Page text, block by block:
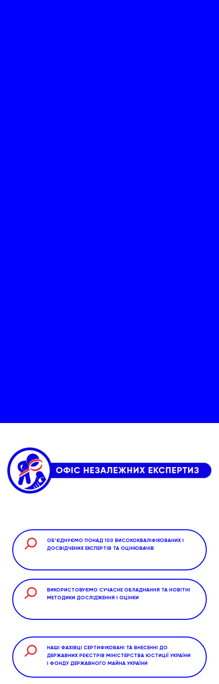
ОБ’ЄДНУЄМО ПОНАД 100 ВИСОКОКВАЛІФІКОВАНИХ І
ДОСВІДЧЕНИХ ЕКСПЕРТІВ ТА ОЦІНЮВАЧІВ
ВИКОРИСТОВУЄМО СУЧАСНЕ ОБЛАДНАННЯ ТА НОВІТНІ
МЕТОДИКИ ДОСЛІДЖЕННЯ І ОЦІНКИ
НАШІ ФАХІВЦІ СЕРТИФІКОВАНІ ТА ВНЕСЕННІ ДО
ДЕРЖАВНИХ РЕЄСТРІВ МІНІСТЕРСТВА ЮСТИЦІЇ УКРАЇНИ
І ФОНДУ ДЕРЖАВНОГО МАЙНА УКРАЇНИ